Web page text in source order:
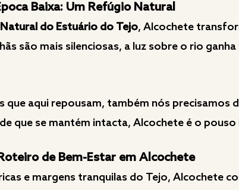
Baixa: Um Refúgio Natural
Natural do Estuário do Tejo, Alcochete
são mais silenciosas, a luz sobre o rio
que aqui repousam, também nós
que se mantém intacta, Alcochete é o pouso
de Bem-Estar em Alcochete
e margens tranquilas do Tejo, Alcochete